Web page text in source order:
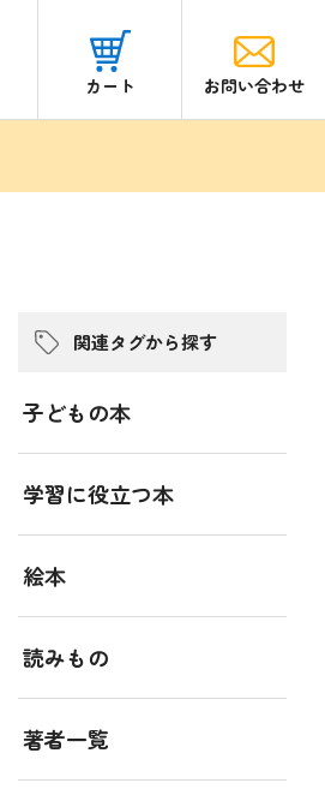
カート お問い合わせ
関連タグから探す
子どもの本
学習に役立つ本
絵本
読みもの
著者一覧